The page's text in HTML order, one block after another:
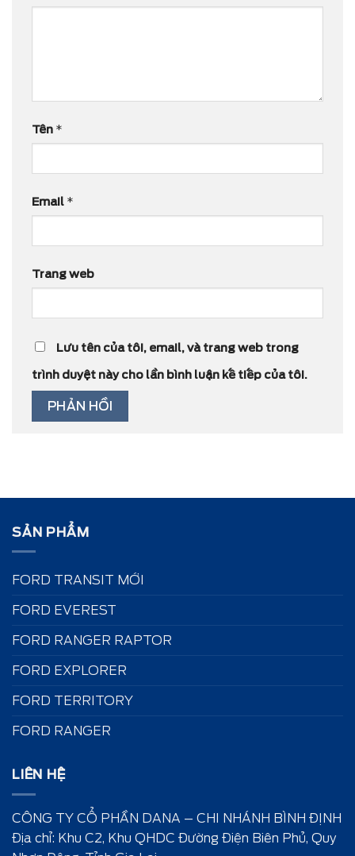
Tên *
Email *
Trang web
Lưu tên của tôi, email, và trang web trong
trình duyệt này cho lần bình luận kế tiếp của tôi.
SẢN PHẨM
FORD TRANSIT MỚI
FORD EVEREST
FORD RANGER RAPTOR
FORD EXPLORER
FORD TERRITORY
FORD RANGER
LIÊN HỆ
CÔNG TY CỔ PHẦN DANA – CHI NHÁNH BÌNH ĐỊNH
Địa chỉ: Khu C2, Khu QHDC Đường Điện Biên Phủ, Quy